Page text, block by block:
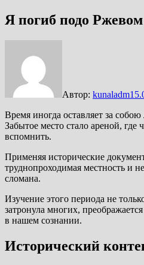
Я погиб подо
Автор: kunaladm
Время иногда оставляет за
Забытое место стало ареной, где
вспомнить.
Применяя исторические
труднопроходимая местность и
сломана.
Изучение этого периода не
затронула многих,
в нашем сознании.
Исторический